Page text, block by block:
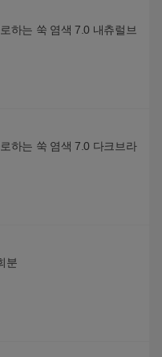
하는 쑥 염색 7.0 내츄럴브
하는 쑥 염색 7.0 다크브라
분